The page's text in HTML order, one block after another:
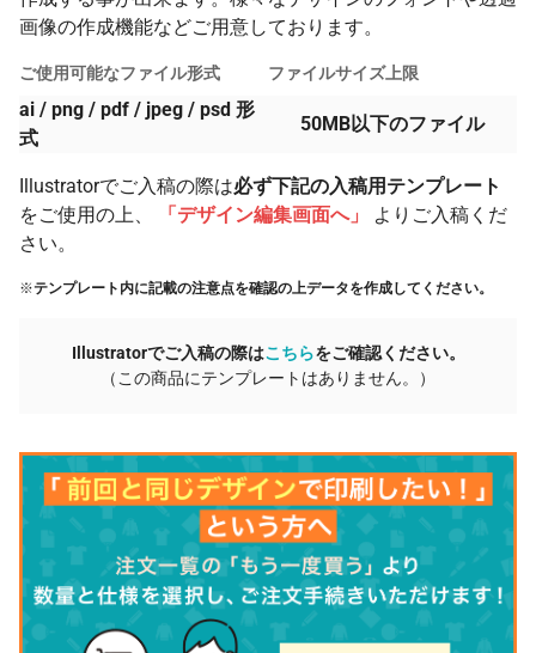
画像の作成機能などご用意しております。
ご使用可能なファイル形式
ai / png / pdf / jpeg / psd 形
式
ファイルサイズ上限
50MB以下のファイル
Illustratorでご入稿の際は必ず下記の入稿用テンプレート
をご使用の上、
「デザイン編集画面へ」
よりご入稿くだ
さい。
※テンプレート内に記載の注意点を確認の上データを作成してください。
Illustratorでご入稿の際はこちらをご確認ください。
（この商品にテンプレートはありません。）